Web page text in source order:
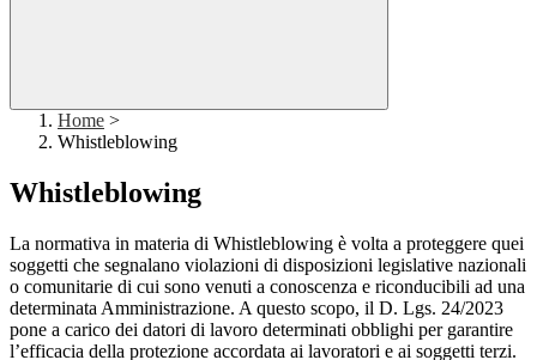
Home >
Whistleblowing
Whistleblowing
La normativa in materia di Whistleblowing è volta a proteggere quei
soggetti che segnalano violazioni di disposizioni legislative nazionali
o comunitarie di cui sono venuti a conoscenza e riconducibili ad una
determinata Amministrazione. A questo scopo, il D. Lgs. 24/2023
pone a carico dei datori di lavoro determinati obblighi per garantire
l’efficacia della protezione accordata ai lavoratori e ai soggetti terzi.